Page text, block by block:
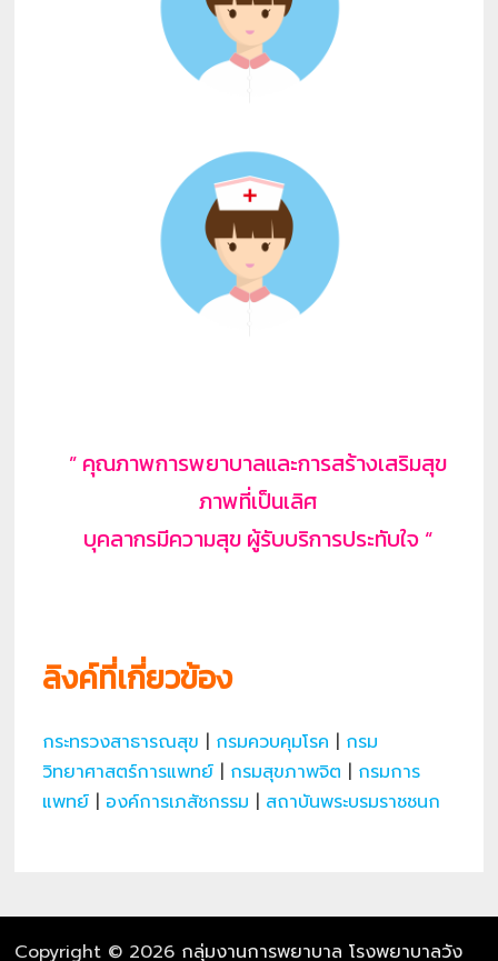
” คุณภาพการพยาบาลและการสร้างเสริมสุข
ภาพที่เป็นเลิศ
บุคลากรมีความสุข ผู้รับบริการประทับใจ “
ลิงค์ที่เกี่ยวข้อง
กระทรวงสาธารณสุข | กรมควบคุมโรค | กรม
วิทยาศาสตร์การแพทย์| กรมสุขภาพจิต | กรมการ
แพทย์| องค์การเภสัชกรรม | สถาบันพระบรมราชชนก
Copyright © 2026 กลุ่มงานการพยาบาล โรงพยาบาลวัง